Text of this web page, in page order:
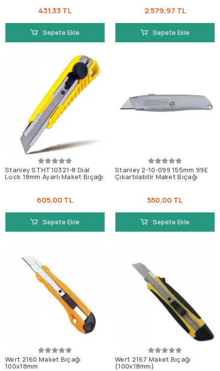
431,33 TL
Sepete Ekle
2.579,97 TL
Sepete Ekle
Stanley STHT10321-8 Dial
Lock 18mm Ayarlı Maket Bıçağı
605,00 TL
Sepete Ekle
Stanley 2-10-099 155mm 99E
Çıkartılabilir Maket Bıçağı
550,00 TL
Sepete Ekle
Wert 2160 Maket Bıçağı
100x18mm
Wert 2167 Maket Bıçağı
(100x18mm)